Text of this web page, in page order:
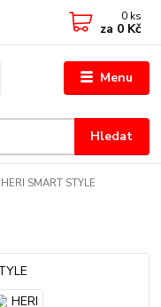
Menu
Hledat
0 ks
za 0 Kč
HERI SMART STYLE